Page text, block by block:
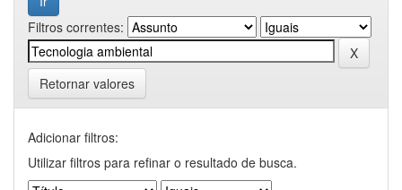
Filtros correntes:
Retornar valores
Adicionar filtros:
Utilizar filtros para refinar o resultado de busca.